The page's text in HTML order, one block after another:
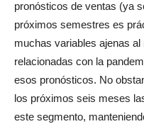
pronósticos de ventas (ya
próximos semestres es
muchas variables ajenas
relacionadas con la
esos pronósticos. No
los próximos seis meses
este segmento,